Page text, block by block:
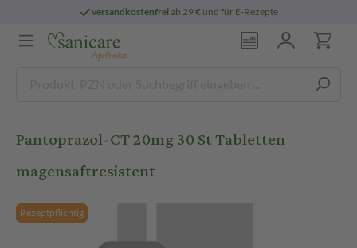
versandkostenfreiab 29 € und für E-Rezepte
Pantoprazol-CT 20mg 30 St Tabletten
magensaftresistent
Rezeptpflichtig